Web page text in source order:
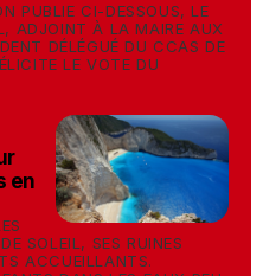
PUBLIE CI-DESSOUS, LE
ADJOINT À LA MAIRE AUX
DÉLÉGUÉ DU CCAS DE
LE VOTE DU
en
SOLEIL, SES RUINES
ACCUEILLANTS.